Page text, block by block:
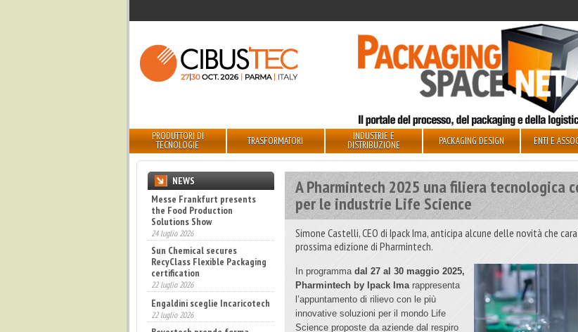
PRODUTTORI DI
TECNOLOGIE TRASFORMATORI INDUSTRIE E
DISTRIBUZIONE PACKAGING DESIGN ENTI E
A Pharmintech 2025 una filiera tecnologica
per le industrie Life Science
Simone Castelli, CEO di Ipack Ima, anticipa alcune delle novità che
prossima edizione di Pharmintech.
In programmadal 27 al 30 maggio 2025,
Pharmintech by Ipack Imarappresenta
l’appuntamento di rilievo con le più
innovative soluzioni per il mondo Life
Science proposte da aziende dal respiro
NEWS
Messe Frankfurt presents
the Food Production
Solutions Show
24 luglio 2026
Sun Chemical secures
RecyClass Flexible Packaging
certification
22 luglio 2026
Engaldini sceglie Incaricotech
22 luglio 2026
Bevertech prende forma,